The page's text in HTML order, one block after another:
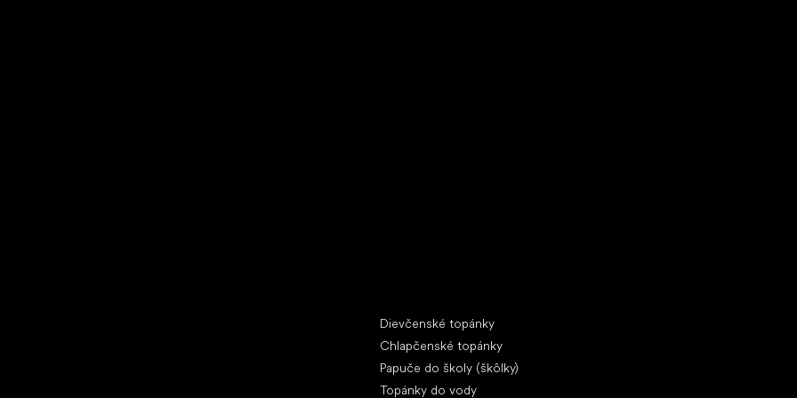
Dievčenské topánky
Chlapčenské topánky
Papuče do školy (škôlky)
Topánky do vody